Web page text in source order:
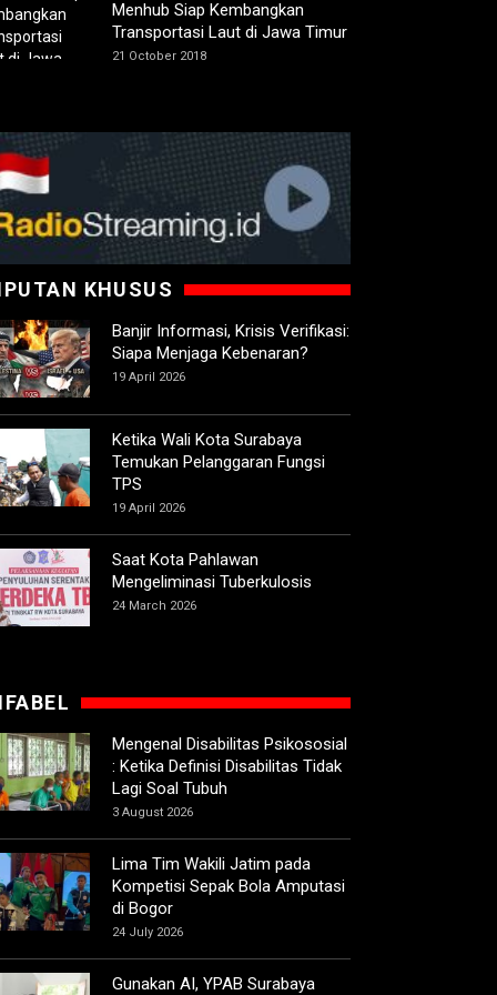
Menhub Siap Kembangkan
Transportasi Laut di Jawa Timur
21 October 2018
KHUSUS
Banjir Informasi, Krisis Verifikasi:
Siapa Menjaga Kebenaran?
19 April 2026
Ketika Wali Kota Surabaya
Temukan Pelanggaran Fungsi
TPS
19 April 2026
Saat Kota Pahlawan
Mengeliminasi Tuberkulosis
24 March 2026
Mengenal Disabilitas Psikososial
: Ketika Definisi Disabilitas Tidak
Lagi Soal Tubuh
3 August 2026
Lima Tim Wakili Jatim pada
Kompetisi Sepak Bola Amputasi
di Bogor
24 July 2026
Gunakan AI, YPAB Surabaya